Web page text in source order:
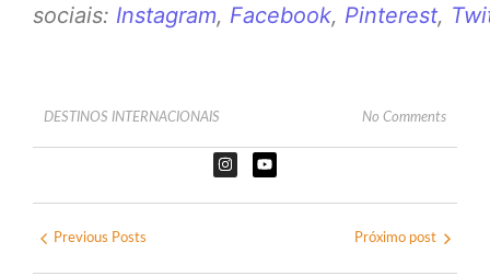
sociais: Instagram, Facebook, Pinterest,
DESTINOS INTERNACIONAIS No Comments
Previous Posts Próximo post